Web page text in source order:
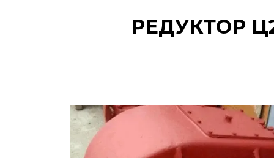
РЕДУКТОР